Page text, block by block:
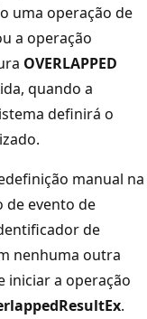
uma operação de
a operação
OVERLAPPED
quando a
definirá o
manual na
de evento de
de
nenhuma outra
iniciar a operação
.